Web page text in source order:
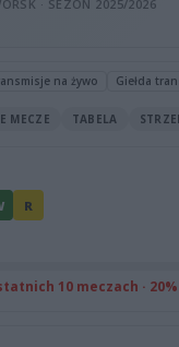
· SEZON 2025/2026
na żywo Giełda
MECZE TABELA
R
10 meczach ·